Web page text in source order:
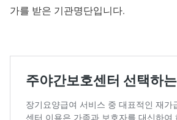
가를 받은 기관명단입니다.